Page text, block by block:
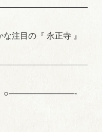
な注目の『 永正寺 』